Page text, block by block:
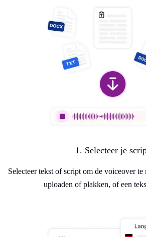
1. Selecteer je
Selecteer tekst of script om de voiceover te
uploaden of plakken, of een